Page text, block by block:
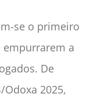
se o primeiro
empurrarem a
De
2025,